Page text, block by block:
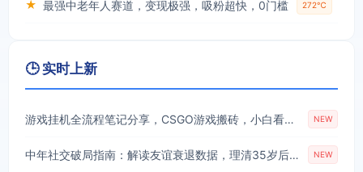
★ 最强中老年人赛道，变现极强，吸粉超快，0门槛 272℃
🕒 实时上新
游戏挂机全流程笔记分享，CSGO游戏搬砖，小白看了当天学会见收益 NEW
中年社交破局指南：解读友谊衰退数据，理清35岁后难交真心朋友的根源 NEW